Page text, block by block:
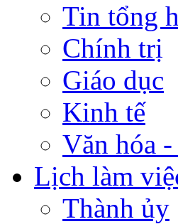
Tin tổng
Chính trị
Giáo dục
Kinh tế
Văn hóa
Lịch làm
Thành ủy